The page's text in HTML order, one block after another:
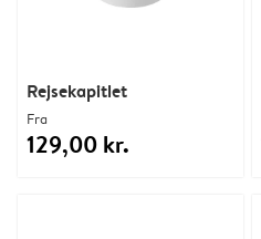
Rejsekapitlet
Fra
129,00 kr.